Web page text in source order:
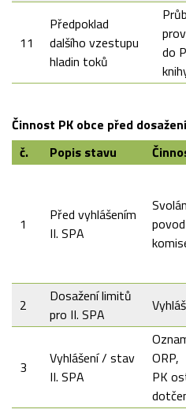
11
Předpoklad
dalšího vzestupu
hladin toků
do
Činnost PK obce před
č.
Popis stavu
1
Před vyhlášením
II. SPA
2
Dosažení limitů
pro II. SPA
3
Vyhlášení / stav
II. SPA
ORP,
PK